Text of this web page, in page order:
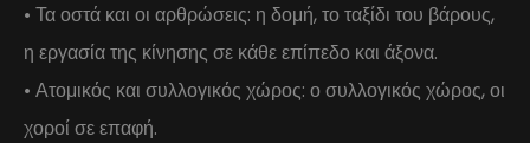
• Τα οστά και οι αρθρώσεις: η δομή, το ταξίδι του βάρους,
η εργασία της κίνησης σε κάθε επίπεδο και άξονα.
• Ατομικός και συλλογικός χώρος: ο συλλογικός χώρος, οι
χοροί σε επαφή.